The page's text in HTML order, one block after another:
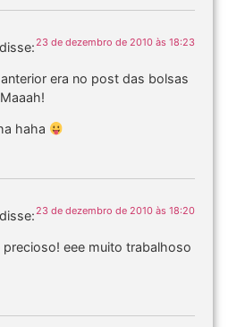
disse: 23 de dezembro de 2010 às 18:23
era no post das bolsas
haha
disse:23 de dezembro de 2010 às 18:20
precioso! eee muito trabalhoso